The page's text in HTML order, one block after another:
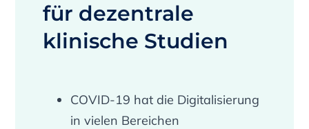
für dezentrale
klinische Studien
COVID-19 hat die Digitalisierung
in vielen Bereichen